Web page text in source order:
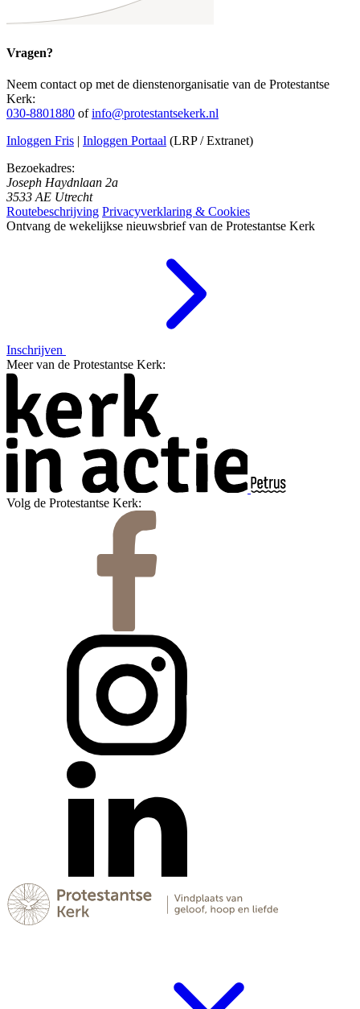
Vragen?
Neem contact op met de dienstenorganisatie van de Protestantse
Kerk:
030-8801880 ofinfo@protestantsekerk.nl
Inloggen Fris | Inloggen Portaal (LRP / Extranet)
Bezoekadres:
Joseph Haydnlaan 2a
3533 AE Utrecht
Routebeschrijving Privacyverklaring & Cookies
Ontvang de wekelijkse nieuwsbrief van de Protestantse Kerk
Inschrijven
Meer van de Protestantse Kerk:
Volg de Protestantse Kerk: